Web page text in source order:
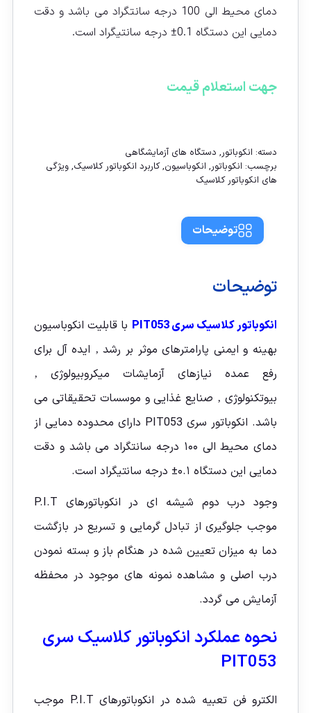
دمای محیط الی 100 درجه سانتگراد می باشد و دقت
دمایی این دستگاه 0.1± درجه سانتیگراد است.
جهت استعلام قیمت
دسته: انکوباتور, دستگاه های آزمایشگاهی
برچسب: انکوباتور, انکوباسیون,کاربرد انکوباتور کلاسیک, ویژگی
های انکوباتور کلاسیک
توضیحات
توضیحات
انکوباتور کلاسیک سری PIT053
با قابلیت انکوباسیون
بهینه و ایمنی پارامترهای موثر بر رشد ‚ ایده آل برای
رفع عمده نیازهای آزمایشات میکروبیولوژی ‚
بیوتکنولوژی ‚ صنایع غذایی و موسسات تحقیقاتی می
باشد. انکوباتور سری PIT053 دارای محدوده دمایی از
دمای محیط الی ۱۰۰ درجه سانتگراد می باشد و دقت
دمایی این دستگاه ۰.۱± درجه سانتیگراد است.
وجود درب دوم شیشه ای در انکوباتورهای P.I.T
موجب جلوگیری از تبادل گرمایی و تسریع در بازگشت
دما به میزان تعیین شده در هنگام باز و بسته نمودن
درب اصلی و مشاهده نمونه های موجود در محفظه
آزمایش می گردد.
نحوه عملکرد انکوباتور کلاسیک سری
PIT053
الکترو فن تعبیه شده در انکوباتورهای P.I.T موجب